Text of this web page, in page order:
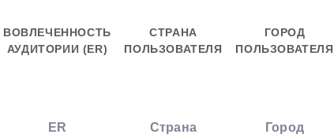
ВОВЛЕЧЕННОСТЬ
АУДИТОРИИ (ER)
СТРАНА
ПОЛЬЗОВАТЕЛЯ
ГОРОД
ПОЛЬЗОВАТЕЛЯ
ER Страна Город